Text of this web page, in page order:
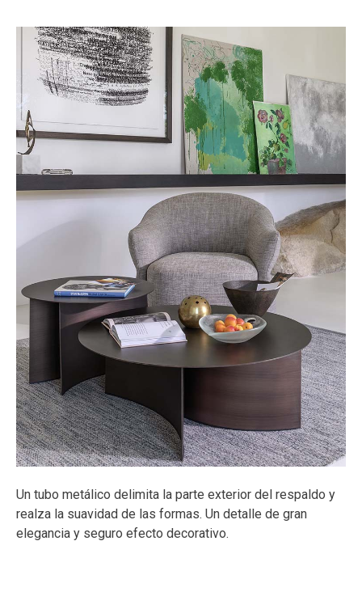
Un tubo metálico delimita la parte exterior del respaldo y
realza la suavidad de las formas. Un detalle de gran
elegancia y seguro efecto decorativo.